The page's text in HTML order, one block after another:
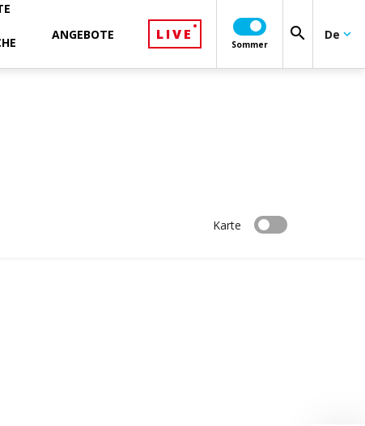
ANGEBOTE LIVE
Sommer
search De keyboard_arrow_down
Karte